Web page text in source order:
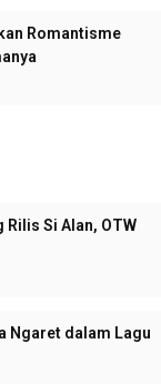
Romantisme
Si Alan, OTW
Ngaret dalam Lagu